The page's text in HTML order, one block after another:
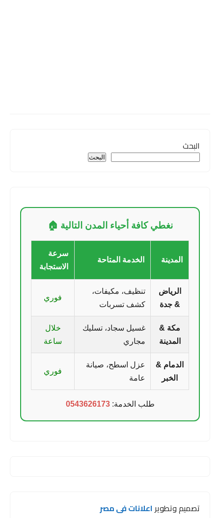
البحث
البحث
نغطي كافة أحياء المدن التالية 🏠
المدينة الخدمة المتاحة
سرعة
الاستجابة
الرياض
& جدة
تنظيف، مكيفات،
كشف تسربات
فوري
مكة &
المدينة
غسيل سجاد، تسليك
مجاري
خلال
ساعة
الدمام &
الخبر
عزل اسطح، صيانة
عامة
فوري
طلب الخدمة:0543626173
تصميم وتطويراعلانات فى مصر